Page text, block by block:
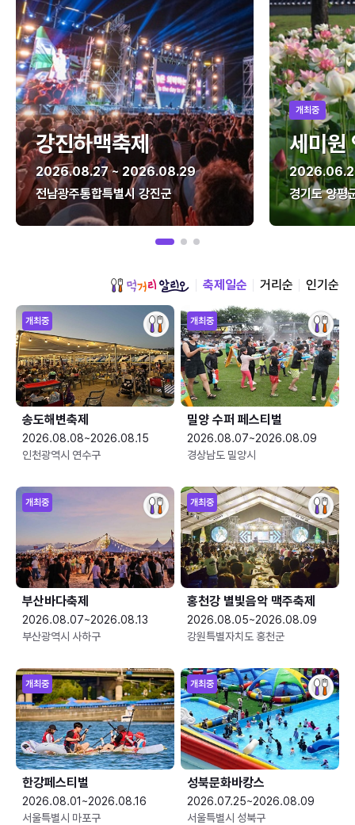
강진하맥축제
2026.08.27 ~ 2026.08.29
전남광주통합특별시 강진군
개최중
세미원
경기도 양평
축제일순 거리순 인기순
개최중
송도해변축제
2026.08.08~2026.08.15
인천광역시 연수구
개최중
밀양 수퍼 페스티벌
2026.08.07~2026.08.09
경상남도 밀양시
개최중
부산바다축제
2026.08.07~2026.08.13
부산광역시 사하구
개최중
홍천강 별빛음악 맥주축제
2026.08.05~2026.08.09
강원특별자치도 홍천군
개최중
한강페스티벌
2026.08.01~2026.08.16
서울특별시 마포구
개최중
성북문화바캉스
2026.07.25~2026.08.09
서울특별시 성북구